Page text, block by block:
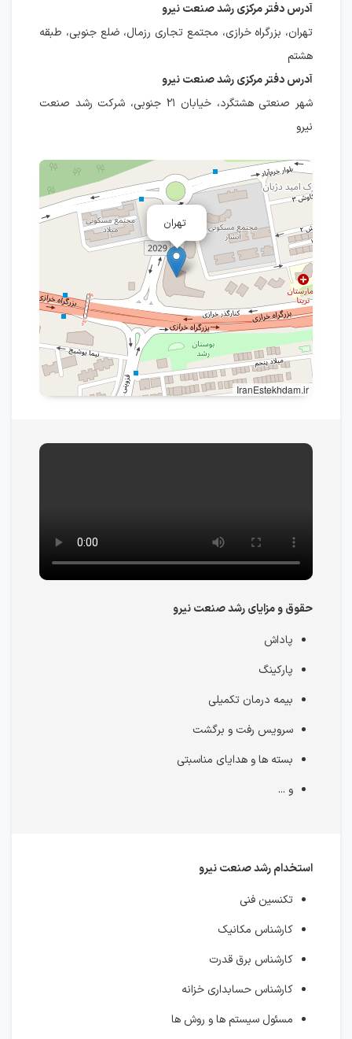
آدرس دفتر مرکزی رشد صنعت نیرو
تهران، بزرگراه خرازی، مجتمع تجاری رزمال، ضلع جنوبی، طبقه
هشتم
آدرس دفتر مرکزی رشد صنعت نیرو
شهر صنعتی هشتگرد، خيابان ٢١ جنوبی، شركت رشد صنعت
نيرو
تهران
IranEstekhdam.ir
حقوق و مزایای رشد صنعت نیرو
پاداش
پارکینگ
بیمه درمان تکمیلی
سرویس رفت و برگشت
بسته ها و هدایای مناسبتی
و ...
استخدام رشد صنعت نیرو
تکنسین فنی
کارشناس مکانیک
کارشناس برق قدرت
کارشناس حسابداری خزانه
مسئول سیستم ها و روش ها